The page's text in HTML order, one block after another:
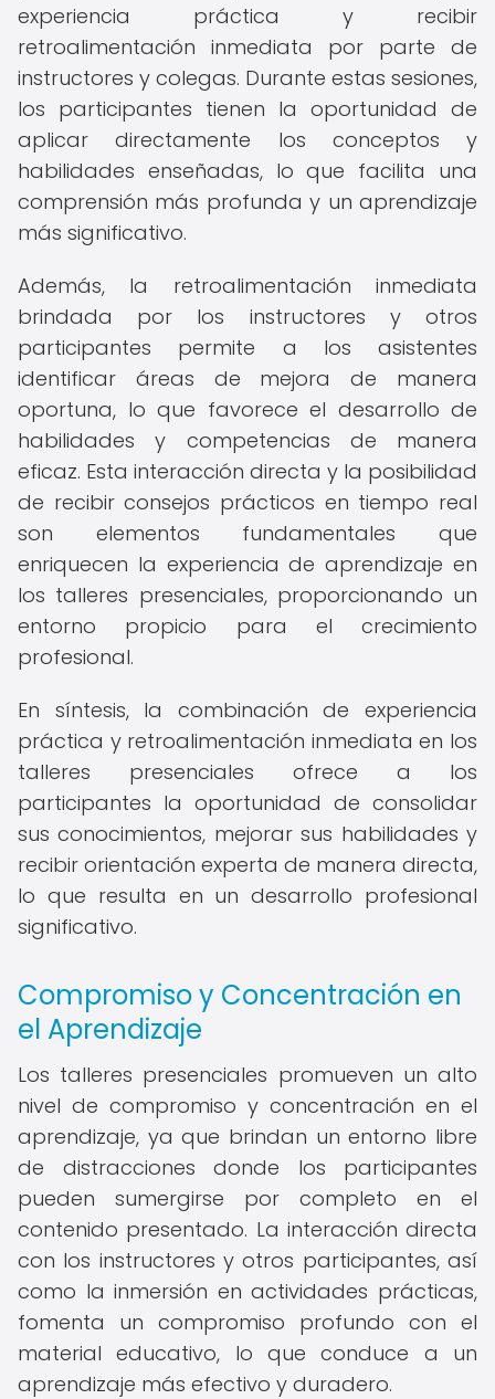
experiencia práctica y recibir
retroalimentación inmediata por parte de
instructores y colegas. Durante estas sesiones,
los participantes tienen la oportunidad de
aplicar directamente los conceptos y
habilidades enseñadas, lo que facilita una
comprensión más profunda y un aprendizaje
más significativo.
Además, la retroalimentación inmediata
brindada por los instructores y otros
participantes permite a los asistentes
identificar áreas de mejora de manera
oportuna, lo que favorece el desarrollo de
habilidades y competencias de manera
eficaz. Esta interacción directa y la posibilidad
de recibir consejos prácticos en tiempo real
son elementos fundamentales que
enriquecen la experiencia de aprendizaje en
los talleres presenciales, proporcionando un
entorno propicio para el crecimiento
profesional.
En síntesis, la combinación de experiencia
práctica y retroalimentación inmediata en los
talleres presenciales ofrece a los
participantes la oportunidad de consolidar
sus conocimientos, mejorar sus habilidades y
recibir orientación experta de manera directa,
lo que resulta en un desarrollo profesional
significativo.
Compromiso y Concentración en
el Aprendizaje
Los talleres presenciales promueven un alto
nivel de compromiso y concentración en el
aprendizaje, ya que brindan un entorno libre
de distracciones donde los participantes
pueden sumergirse por completo en el
contenido presentado. La interacción directa
con los instructores y otros participantes, así
como la inmersión en actividades prácticas,
fomenta un compromiso profundo con el
material educativo, lo que conduce a un
aprendizaje más efectivo y duradero.